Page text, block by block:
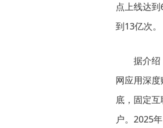
点上线达
到13亿次。
据介
网应用深
底，固定
户。2025